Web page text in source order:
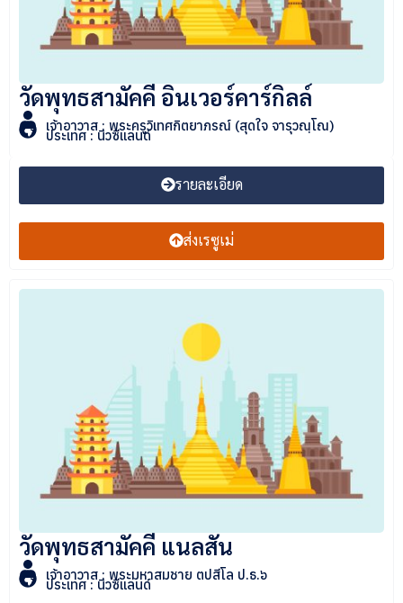
วัดพุทธสามัคคี อินเวอร์คาร์กิลล์
เจ้าอาวาส : พระครูวิเทศกิตยาภรณ์ (สุดใจ จารุวณฺโณ)
ประเทศ : นิวซีแลนด์
รายละเอียด
ส่งเรซูเม่
วัดพุทธสามัคคี แนลสัน
เจ้าอาวาส : พระมหาสมชาย ตปสีโล ป.ธ.๖
ประเทศ : นิวซีแลนด์